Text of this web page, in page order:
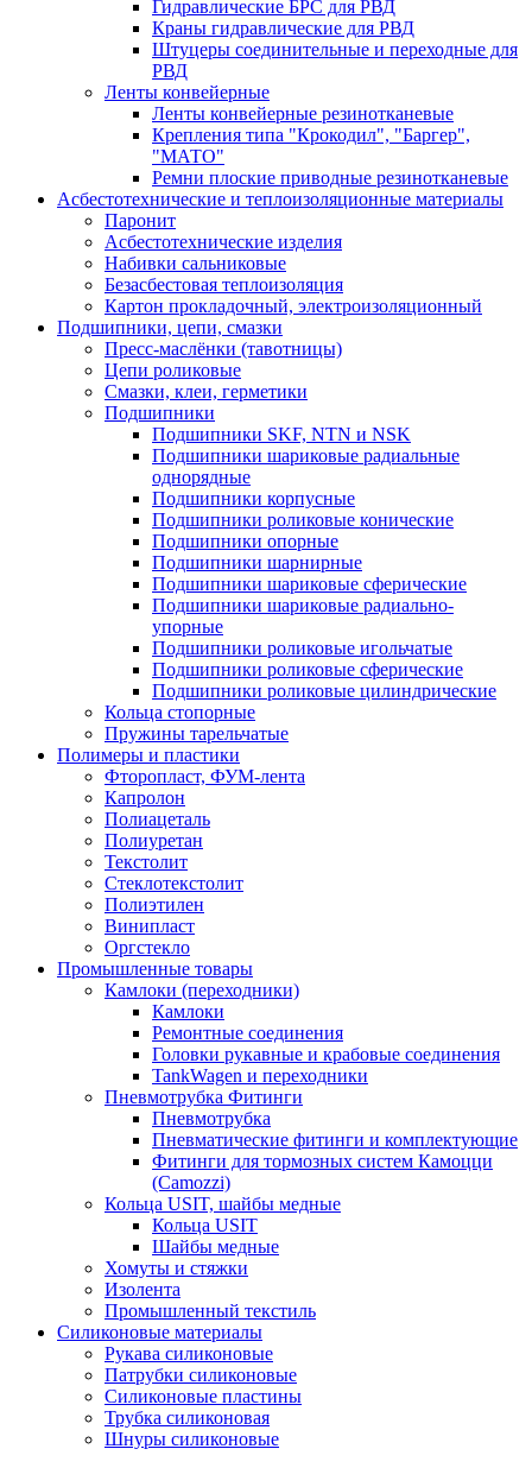
Гидравлические БРС для РВД
Краны гидравлические для РВД
Штуцеры соединительные и переходные для
РВД
Ленты конвейерные
Ленты конвейерные резинотканевые
Крепления типа "Крокодил", "Баргер",
"МАТО"
Ремни плоские приводные резинотканевые
Асбестотехнические и теплоизоляционные материалы
Паронит
Асбестотехнические изделия
Набивки сальниковые
Безасбестовая теплоизоляция
Картон прокладочный, электроизоляционный
Подшипники, цепи, смазки
Пресс-маслёнки (тавотницы)
Цепи роликовые
Смазки, клеи, герметики
Подшипники
Подшипники SKF, NTN и NSK
Подшипники шариковые радиальные
однорядные
Подшипники корпусные
Подшипники роликовые конические
Подшипники опорные
Подшипники шарнирные
Подшипники шариковые сферические
Подшипники шариковые радиально-
упорные
Подшипники роликовые игольчатые
Подшипники роликовые сферические
Подшипники роликовые цилиндрические
Кольца стопорные
Пружины тарельчатые
Полимеры и пластики
Фторопласт, ФУМ-лента
Капролон
Полиацеталь
Полиуретан
Текстолит
Стеклотекстолит
Полиэтилен
Винипласт
Оргстекло
Промышленные товары
Камлоки (переходники)
Камлоки
Ремонтные соединения
Головки рукавные и крабовые соединения
TankWagen и переходники
Пневмотрубка Фитинги
Пневмотрубка
Пневматические фитинги и комплектующие
Фитинги для тормозных систем Камоцци
(Camozzi)
Кольца USIT, шайбы медные
Кольца USIT
Шайбы медные
Хомуты и стяжки
Изолента
Промышленный текстиль
Силиконовые материалы
Рукава силиконовые
Патрубки силиконовые
Силиконовые пластины
Трубка силиконовая
Шнуры силиконовые